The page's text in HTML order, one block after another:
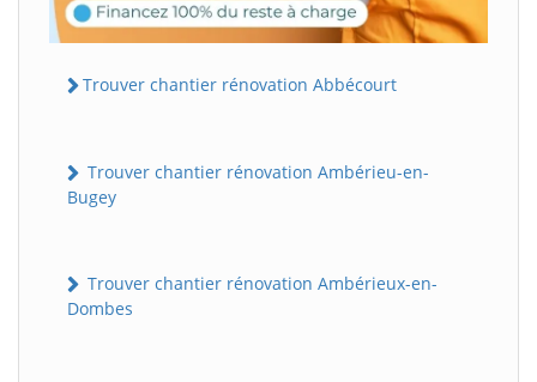
Trouver chantier rénovation Abbécourt
Trouver chantier rénovation Ambérieu-en-
Bugey
Trouver chantier rénovation Ambérieux-en-
Dombes